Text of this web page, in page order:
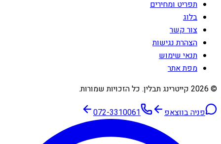
תפריט ומחירים
בלוג
צור קשר
הצהרת נגישות
תנאי שימוש
מפת אתר
©
2026 קייטרינג תבלין. כל הזכויות שמורות.
פניה בווצאפ
072-3310061